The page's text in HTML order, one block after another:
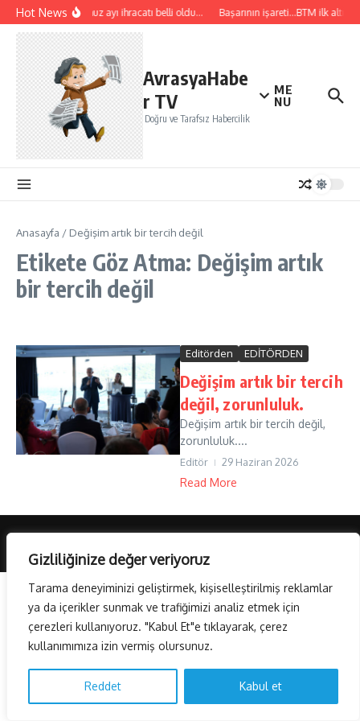
Gizliliğinize değer veriyoruz
Tarama deneyiminizi geliştirmek, kişiselleştirilmiş reklamlar
ya da içerikler sunmak ve trafiğimizi analiz etmek için
çerezleri kullanıyoruz. "Kabul Et"e tıklayarak, çerez
kullanımımıza izin vermiş olursunuz.
Reddet Kabul et
İçeriğe atla
Hot NewsTemmuz ayı ihracatı belli oldu… Başarının işareti…BTM ilk altı
AvrasyaHabe
r TV
Doğru ve Tarafsız Habercilik
ME
NU
Anasayfa / Değişim artık bir tercih değil
Etikete Göz Atma: Değişim artık
bir tercih değil
Editörden EDİTÖRDEN
Değişim artık bir tercih
değil, zorunluluk.
Değişim artık bir tercih değil,
zorunluluk....
Editör 29 Haziran 2026
Read More
Türkçe